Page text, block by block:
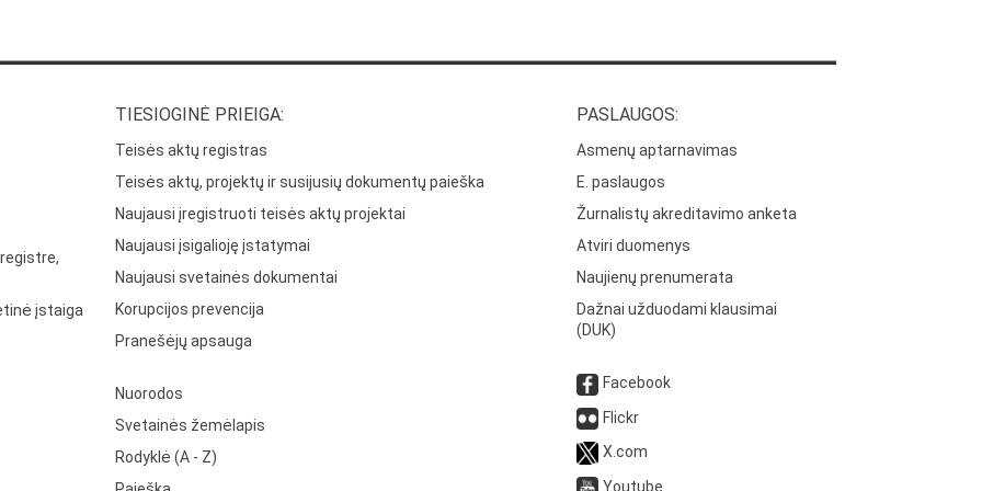
įstaiga
TIESIOGINĖ PRIEIGA:
Teisės aktų registras
Teisės aktų, projektų ir susijusių dokumentų paieška
Naujausi įregistruoti teisės aktų projektai
Naujausi įsigalioję įstatymai
Naujausi svetainės dokumentai
Korupcijos prevencija
Pranešėjų apsauga
Nuorodos
Svetainės žemėlapis
Rodyklė (A - Z)
PASLAUGOS:
Asmenų aptarnavimas
E. paslaugos
Žurnalistų akreditavimo anketa
Atviri duomenys
Naujienų prenumerata
Dažnai užduodami klausimai
(DUK)
Facebook
Flickr
X.com
Youtube